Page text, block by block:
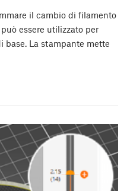
il cambio di filamento
essere utilizzato per
La stampante mette